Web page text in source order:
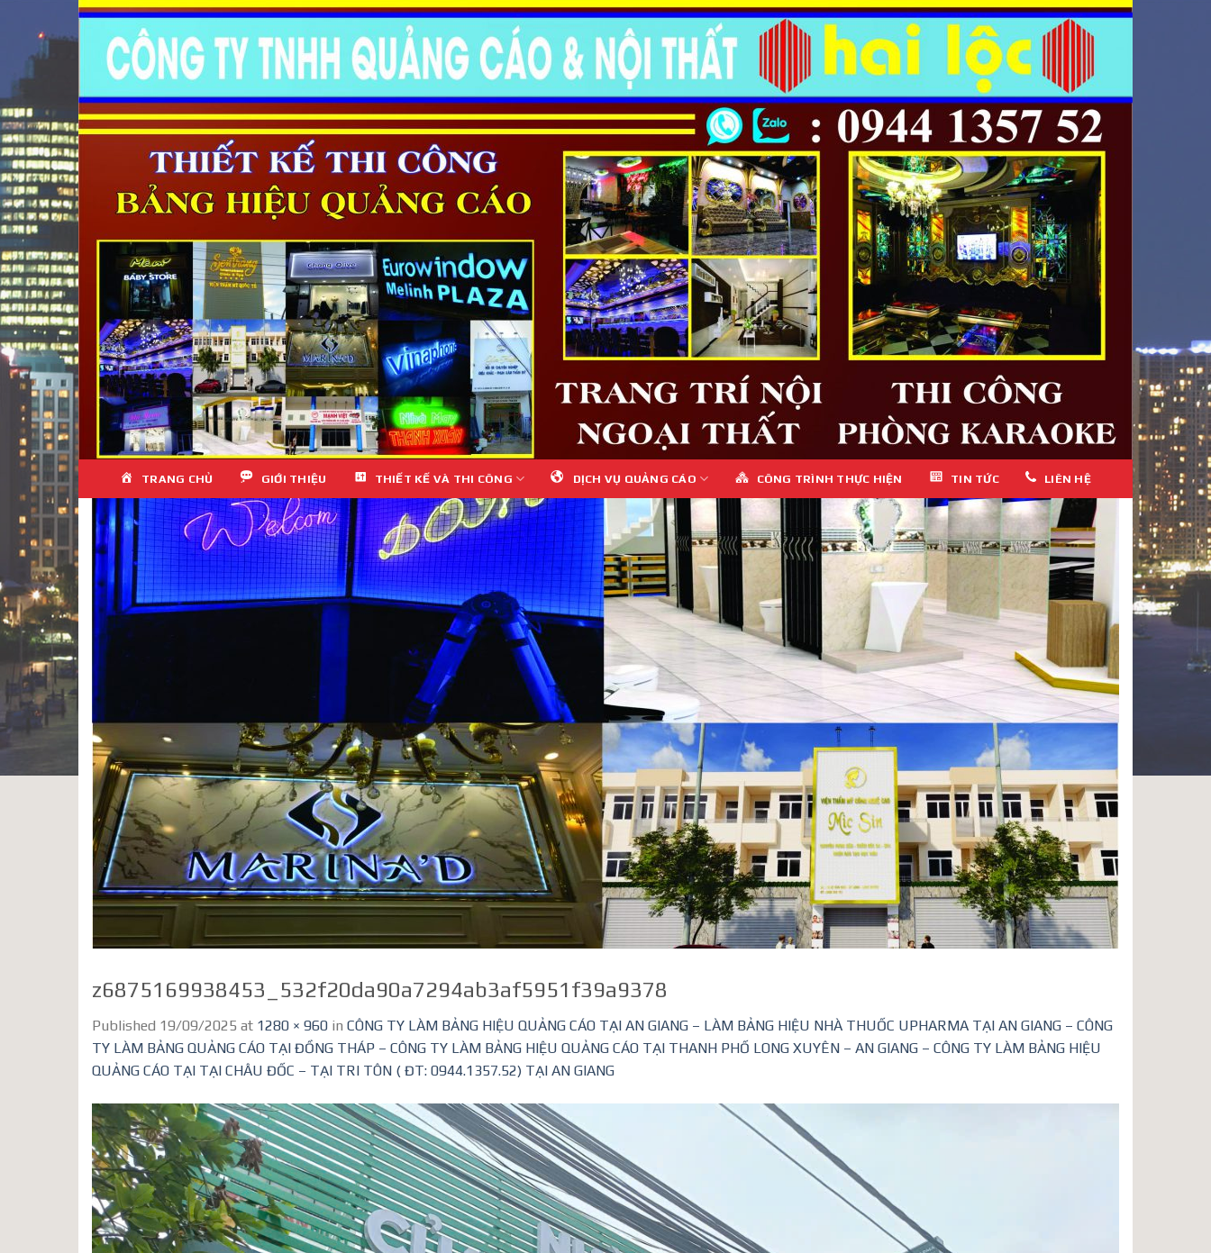
Skip
content
TRANG CHỦ GIỚI THIỆU THIẾT KẾ VÀ THI CÔNG DỊCH VỤ QUẢNG CÁO CÔNG TRÌNH THỰC HIỆN TIN TỨC LIÊN HỆ
z6875169938453_532f20da90a7294ab3af5951f39a9378
Published 19/09/2025 at 1280 × 960 in CÔNG TY LÀM BẢNG HIỆU QUẢNG CÁO TẠI AN GIANG – LÀM BẢNG HIỆU NHÀ THUỐC UPHARMA TẠI AN GIANG – CÔNG
TY LÀM BẢNG QUẢNG CÁO TẠI ĐỒNG THÁP – CÔNG TY LÀM BẢNG HIỆU QUẢNG CÁO TẠI THANH PHỐ LONG XUYÊN – AN GIANG – CÔNG TY LÀM BẢNG HIỆU
QUẢNG CÁO TẠI TẠI CHÂU ĐỐC – TẠI TRI TÔN ( ĐT: 0944.1357.52) TẠI AN GIANG